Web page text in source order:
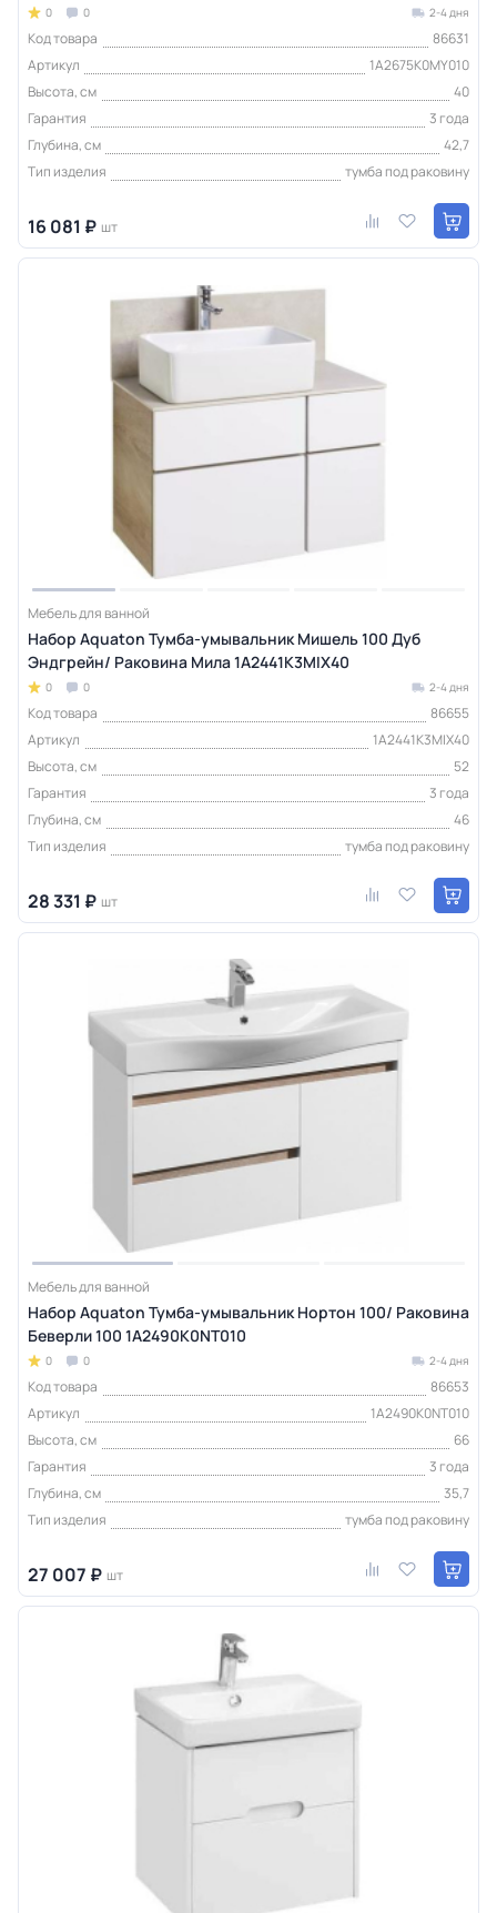
0 0 2-4 дня
Код товара
86631
Артикул
1A2675K0MY010
Высота, см
40
Гарантия
3 года
Глубина, см
42,7
Тип изделия
тумба под раковину
16 081 ₽ шт
Мебель для ванной
Набор Aquaton Тумба-умывальник Мишель 100 Дуб
Эндгрейн/ Раковина Мила 1A2441K3MIX40
0 0 2-4 дня
Код товара
86655
Артикул
1A2441K3MIX40
Высота, см
52
Гарантия
3 года
Глубина, см
46
Тип изделия
тумба под раковину
28 331 ₽ шт
Мебель для ванной
Набор Aquaton Тумба-умывальник Нортон 100/ Раковина
Беверли 100 1A2490K0NT010
0 0 2-4 дня
Код товара
86653
Артикул
1A2490K0NT010
Высота, см
66
Гарантия
3 года
Глубина, см
35,7
Тип изделия
тумба под раковину
27 007 ₽ шт